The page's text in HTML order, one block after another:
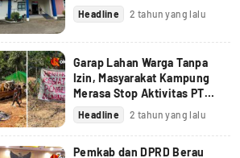
Headline 2 tahun yang lalu
Garap Lahan Warga Tanpa
Izin, Masyarakat Kampung
Merasa Stop Aktivitas PT
Berau Coal
Headline 2 tahun yang lalu
Pemkab dan DPRD Berau